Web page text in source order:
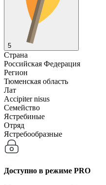
5
Страна
Российская Федерация
Регион
Тюменская область
Лат
Accipiter nisus
Семейство
Ястребиные
Отряд
Ястребообразные
Доступно в режиме PRO